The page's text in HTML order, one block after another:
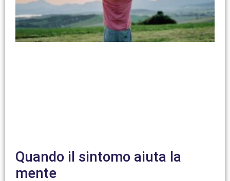
Quando il sintomo aiuta la
mente